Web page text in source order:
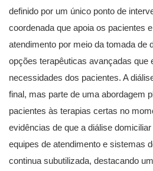
definido por um único ponto de
coordenada que apoia os pacientes
atendimento por meio da tomada de
opções terapêuticas avançadas que
necessidades dos pacientes. A
final, mas parte de uma abordagem
pacientes às terapias certas no
evidências de que a diálise
equipes de atendimento e sistemas
continua subutilizada, destacando